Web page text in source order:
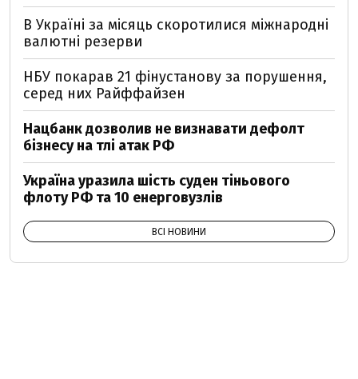
В Україні за місяць скоротилися міжнародні
валютні резерви
НБУ покарав 21 фінустанову за порушення,
серед них Райффайзен
Нацбанк дозволив не визнавати дефолт
бізнесу на тлі атак РФ
Україна уразила шість суден тіньового
флоту РФ та 10 енерговузлів
ВСІ НОВИНИ